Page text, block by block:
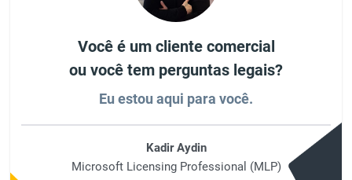
Você é um cliente comercial
ou você tem perguntas legais?
Eu estou aqui para você.
Kadir Aydin
Microsoft Licensing Professional (MLP)